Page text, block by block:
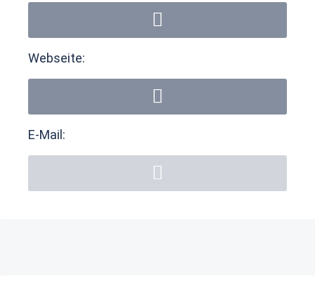
Webseite:
E-Mail: